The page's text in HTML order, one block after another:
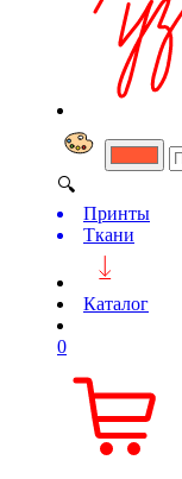
🔍
Принты
Ткани
Каталог
0